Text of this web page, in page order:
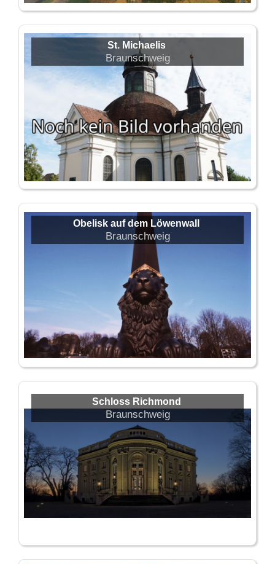
St. Michaelis
Braunschweig
Obelisk auf dem Löwenwall
Braunschweig
Schloss Richmond
Braunschweig